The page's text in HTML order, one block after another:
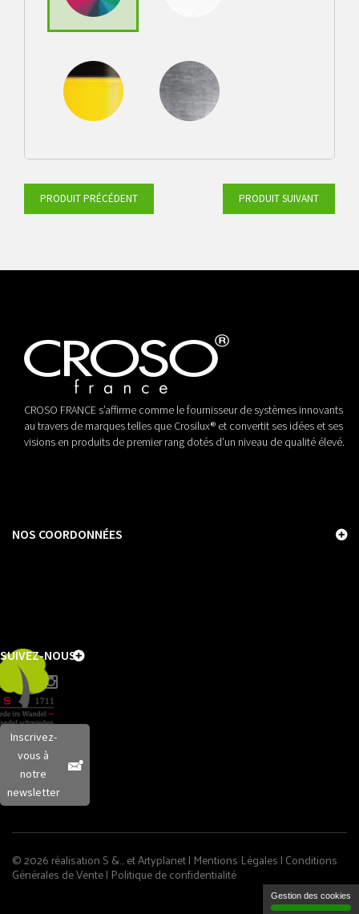
Teinte RAL au
rouge/blanc
jaune/noir
PRODUIT PRÉCÉDENT PRODUIT SUIVANT
CROSO FRANCE s’affirme comme le fournisseur de systèmes innovants
au travers de marques telles que Crosilux® et convertit ses idées et ses
visions en produits de premier rang dotés d’un niveau de qualité élevé.
NOS COORDONNÉES
© 2026 réalisation S &… etArtyplanet| Mentions Légales | Conditions
Générales de Vente| Politique de confidentialité
SUIVEZ-NOUS
Inscrivez-
vous à
notre
newsletter
Gestion des cookies